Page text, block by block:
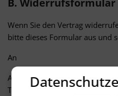
B. Widerrufsformular
Wenn Sie den Vertrag
bitte dieses Formular aus und
An
April Furniture GmbH
Taunusstr. 42